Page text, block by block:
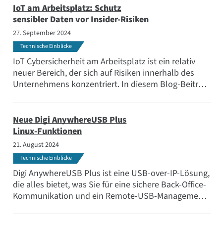
Arbeit und das Engagement unserer Mitarbeiter, aber
als dieser Mitarbeiter über sich hinauswuchs, hielten
wir es für einen guten Zeitpunkt, seine Geschichte zu
erzählen.
IoT am Arbeitsplatz: Schutz
sensibler Daten vor Insider-Risiken
27. September 2024
Technische Einblicke
IoT Cybersicherheit am Arbeitsplatz ist ein relativ
neuer Bereich, der sich auf Risiken innerhalb des
Unternehmens konzentriert. In diesem Blog-Beitrag
Neue Digi AnywhereUSB Plus
Linux-Funktionen
21. August 2024
Technische Einblicke
Digi AnywhereUSB Plus ist eine USB-over-IP-Lösung,
die alles bietet, was Sie für eine sichere Back-Office-
Kommunikation und ein Remote-USB-Management